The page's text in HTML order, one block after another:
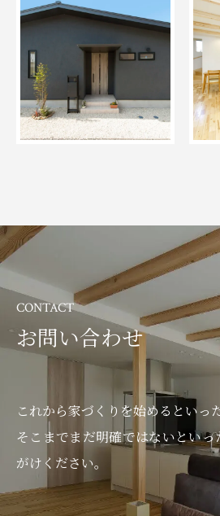
CONTACT
お問い合わせ
これから家づくりを始めるといっ
そこまでまだ明確ではないとい
がけください。